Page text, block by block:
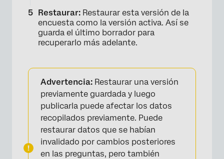
Restaurar: Restaurar esta versión de la
encuesta como la versión activa. Así se
guarda el último borrador para
recuperarlo más adelante.
Advertencia: Restaurar una versión
previamente guardada y luego
publicarla puede afectar los datos
recopilados previamente. Puede
restaurar datos que se habían
invalidado por cambios posteriores
en las preguntas, pero también